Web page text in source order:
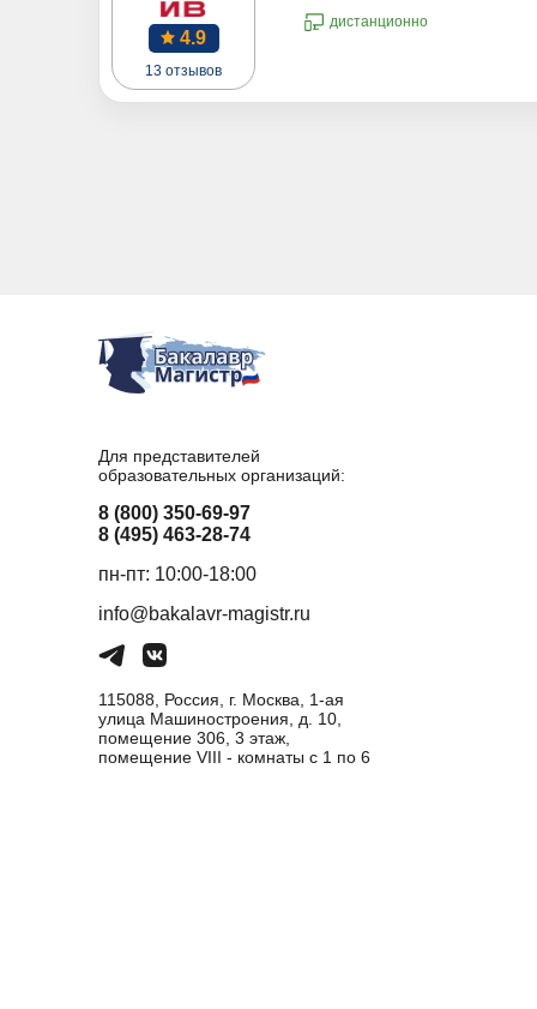
4.9
13 отзывов
дистанционно
Для представителей
образовательных организаций:
8 (800) 350-69-97
8 (495) 463-28-74
пн-пт: 10:00-18:00
info@bakalavr-magistr.ru
115088, Россия, г. Москва, 1-ая
улица Машиностроения, д. 10,
помещение 306, 3 этаж,
помещение VIII - комнаты с 1 по 6